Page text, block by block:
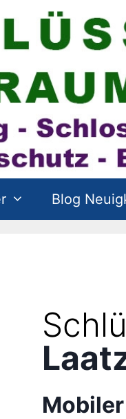
Blog